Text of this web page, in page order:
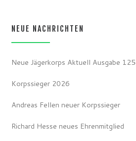
NEUE NACHRICHTEN
Neue Jägerkorps Aktuell Ausgabe 125
Korpssieger 2026
Andreas Fellen neuer Korpssieger
Richard Hesse neues Ehrenmitglied